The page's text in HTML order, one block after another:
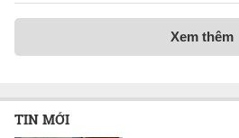
Xem thêm
TIN MỚI